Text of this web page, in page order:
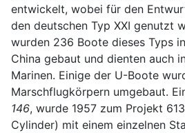
entwickelt, wobei für den
den deutschen Typ XXI genutzt
wurden 236 Boote dieses Typs
China gebaut und dienten auch
Marinen. Einige der U-Boote
Marschflugkörpern umgebaut.
146, wurde 1957 zum Projekt
Cylinder) mit einem einzelnen